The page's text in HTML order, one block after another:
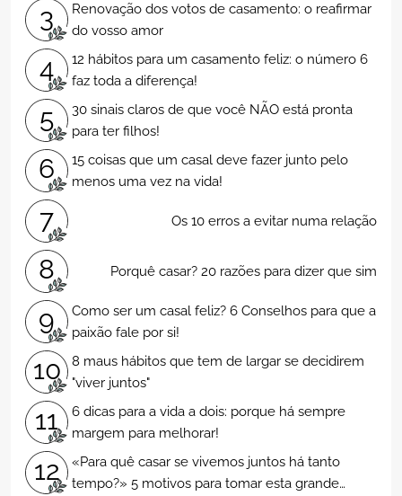
3
Renovação dos votos de casamento: o reafirmar
do vosso amor
4
12 hábitos para um casamento feliz: o número 6
faz toda a diferença!
5
30 sinais claros de que você NÃO está pronta
para ter filhos!
6
15 coisas que um casal deve fazer junto pelo
menos uma vez na vida!
7 Os 10 erros a evitar numa relação
8 Porquê casar? 20 razões para dizer que sim
9
Como ser um casal feliz? 6 Conselhos para que a
paixão fale por si!
10
8 maus hábitos que tem de largar se decidirem
"viver juntos"
11
6 dicas para a vida a dois: porque há sempre
margem para melhorar!
12
«Para quê casar se vivemos juntos há tanto
tempo?» 5 motivos para tomar esta grande